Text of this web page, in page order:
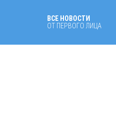
ВСЕ НОВОСТИ
ОТ ПЕРВОГО ЛИЦА